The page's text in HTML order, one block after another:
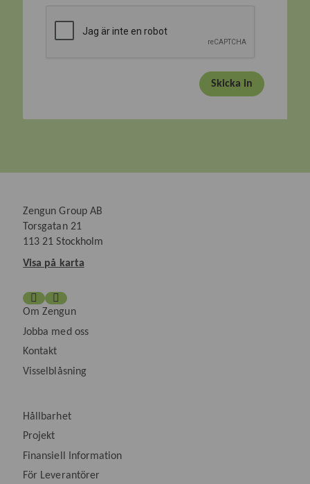
Skicka in
Zengun Group AB
Torsgatan 21
113 21 Stockholm
Visa på karta
Om Zengun
Jobba med oss
Kontakt
Visselblåsning
Hållbarhet
Projekt
Finansiell Information
För Leverantörer